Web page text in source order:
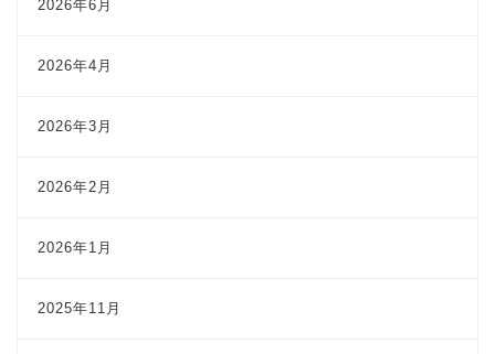
2026年6月
2026年4月
2026年3月
2026年2月
2026年1月
2025年11月